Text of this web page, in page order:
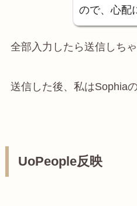
ので、心配
全部入力したら送信しち
送信した後、私はSophia
UoPeople反映